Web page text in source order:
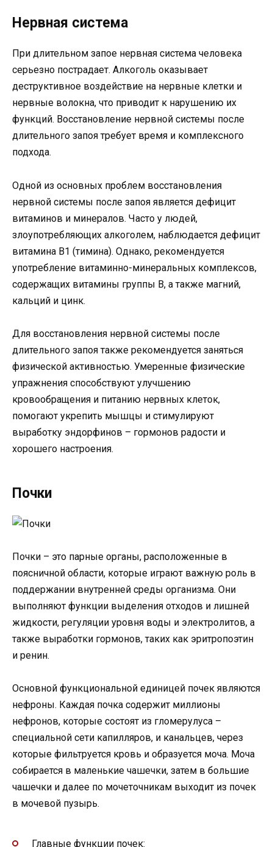
Нервная система
При длительном запое нервная система человека
серьезно пострадает. Алкоголь оказывает
деструктивное воздействие на нервные клетки и
нервные волокна, что приводит к нарушению их
функций. Восстановление нервной системы после
длительного запоя требует время и комплексного
подхода.
Одной из основных проблем восстановления
нервной системы после запоя является дефицит
витаминов и минералов. Часто у людей,
злоупотребляющих алкоголем, наблюдается дефицит
витамина В1 (тимина). Однако, рекомендуется
употребление витаминно-минеральных комплексов,
содержащих витамины группы В, а также магний,
кальций и цинк.
Для восстановления нервной системы после
длительного запоя также рекомендуется заняться
физической активностью. Умеренные физические
упражнения способствуют улучшению
кровообращения и питанию нервных клеток,
помогают укрепить мышцы и стимулируют
выработку эндорфинов – гормонов радости и
хорошего настроения.
Почки
Почки – это парные органы, расположенные в
поясничной области, которые играют важную роль в
поддержании внутренней среды организма. Они
выполняют функции выделения отходов и лишней
жидкости, регуляции уровня воды и электролитов, а
также выработки гормонов, таких как эритропоэтин
и ренин.
Основной функциональной единицей почек являются
нефроны. Каждая почка содержит миллионы
нефронов, которые состоят из гломерулуса –
специальной сети капилляров, и канальцев, через
которые фильтруется кровь и образуется моча. Моча
собирается в маленькие чашечки, затем в большие
чашечки и далее по мочеточникам выходит из почек
в мочевой пузырь.
Главные функции почек: